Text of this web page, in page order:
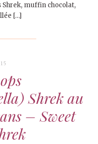
Shrek, muffin chocolat,
[…]
Shrek au
– Sweet